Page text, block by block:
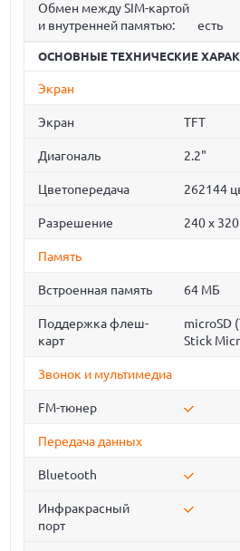
Обмен между SIM-картой
и внутренней памятью:
есть
ОСНОВНЫЕ ТЕХНИЧЕСКИЕ
Экран
Экран TFT
Диагональ 2.2"
Цветопередача 262144
Разрешение 240 х
Память
Встроенная память 64 МБ
Поддержка флеш-
карт
microSD
Stick
Звонок и мультимедиа
FM-тюнер
Передача данных
Bluetooth
Инфракрасный
порт